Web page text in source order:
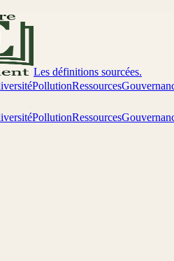
Les définitions sourcées.
PollutionRessources
PollutionRessources